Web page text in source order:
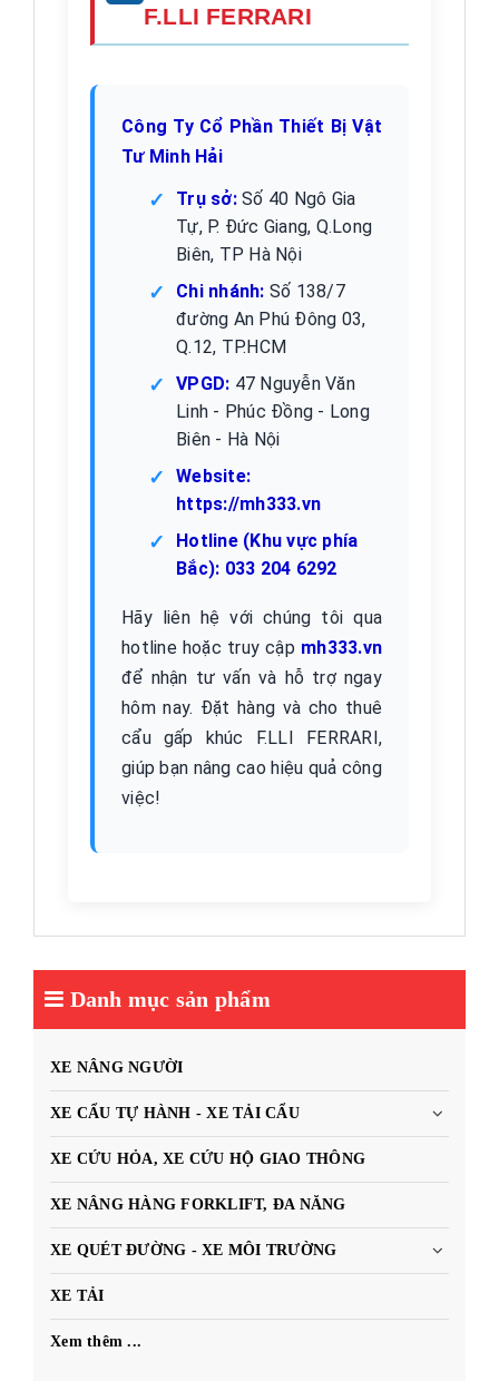
F.LLI FERRARI
Công Ty Cổ Phần Thiết Bị Vật
Tư Minh Hải
Trụ sở:Số 40 Ngô Gia
Tự, P. Đức Giang, Q.Long
Biên, TP Hà Nội
Chi nhánh: Số 138/7
đường An Phú Đông 03,
Q.12, TP.HCM
VPGD: 47 Nguyễn Văn
Linh - Phúc Đồng - Long
Biên - Hà Nội
Website:
https://mh333.vn
Hotline (Khu vực phía
Bắc): 033 204 6292
Hãy liên hệ với chúng tôi qua
hotline hoặc truy cập mh333.vn
để nhận tư vấn và hỗ trợ ngay
hôm nay. Đặt hàng và cho thuê
cẩu gấp khúc F.LLI FERRARI,
giúp bạn nâng cao hiệu quả công
việc!
Danh mục sản phẩm
XE NÂNG NGƯỜI
XE CẨU TỰ HÀNH - XE TẢI CẨU
XE CỨU HỎA, XE CỨU HỘ GIAO THÔNG
XE NÂNG HÀNG FORKLIFT, ĐA NĂNG
XE QUÉT ĐƯỜNG - XE MÔI TRƯỜNG
XE TẢI
Xem thêm ...